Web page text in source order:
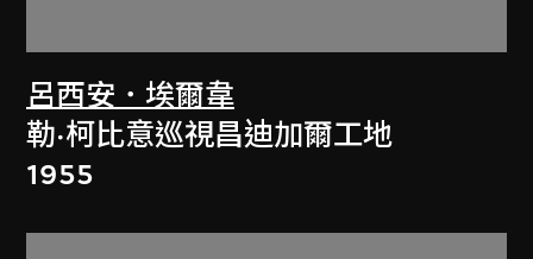
呂西安．埃爾韋
勒·柯比意巡視昌迪加爾工地
1955